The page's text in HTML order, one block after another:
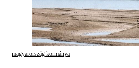
magyarország kormánya